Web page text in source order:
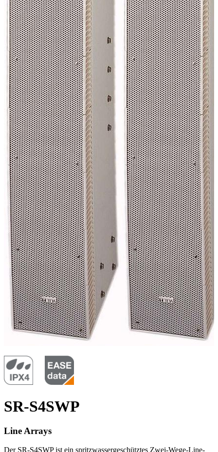
SR-S4SWP
Line Arrays
Der SR-S4SWP ist ein spritzwassergeschütztes Zwei-Wege-Line-